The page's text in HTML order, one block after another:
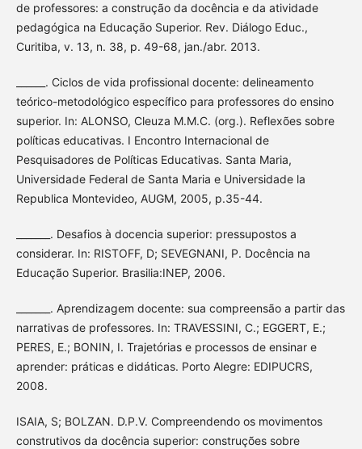
de professores: a construção da docência e da atividade
pedagógica na Educação Superior. Rev. Diálogo Educ.,
Curitiba, v. 13, n. 38, p. 49-68, jan./abr. 2013.
______. Ciclos de vida profissional docente: delineamento
teórico-metodológico específico para professores do ensino
superior. In: ALONSO, Cleuza M.M.C. (org.). Reflexões sobre
políticas educativas. I Encontro Internacional de
Pesquisadores de Políticas Educativas. Santa Maria,
Universidade Federal de Santa Maria e Universidade la
Republica Montevideo, AUGM, 2005, p.35-44.
_______. Desafios à docencia superior: pressupostos a
considerar. In: RISTOFF, D; SEVEGNANI, P. Docência na
Educação Superior. Brasilia:INEP, 2006.
_______. Aprendizagem docente: sua compreensão a partir das
narrativas de professores. In: TRAVESSINI, C.; EGGERT, E.;
PERES, E.; BONIN, I. Trajetórias e processos de ensinar e
aprender: práticas e didáticas. Porto Alegre: EDIPUCRS,
2008.
ISAIA, S; BOLZAN. D.P.V. Compreendendo os movimentos
construtivos da docência superior: construções sobre